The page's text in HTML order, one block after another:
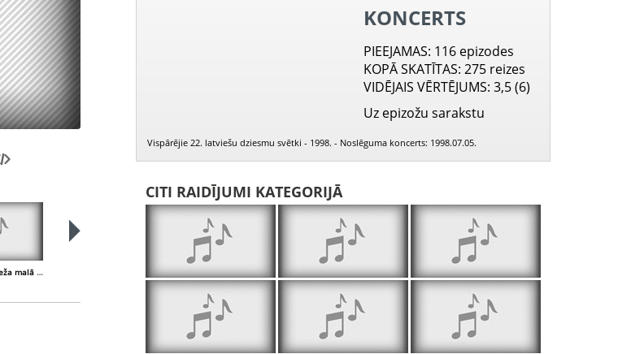
Etīde korim - Meža malā deg uguns Tai rītā Liepu taka Pieteikums
KONCERTS
PIEEJAMAS: 116 epizodes
KOPĀ SKATĪTAS: 275 reizes
VIDĒJAIS VĒRTĒJUMS: 3,5 (6)
Uz epizožu sarakstu
Vispārējie 22. latviešu dziesmu svētki - 1998. - Noslēguma koncerts: 1998.07.05.
CITI RAIDĪJUMI KATEGORIJĀ